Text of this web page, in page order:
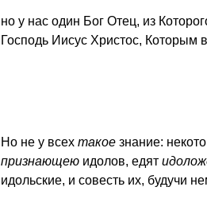
но у нас один Бог Отец, из
Господь Иисус Христос, Которым
Но не у всех такое знание:
признающею идолов, едят
идольские, и совесть их, будучи